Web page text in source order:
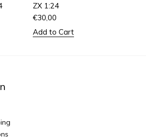
ZX 1:24
€30,00
Add to Cart